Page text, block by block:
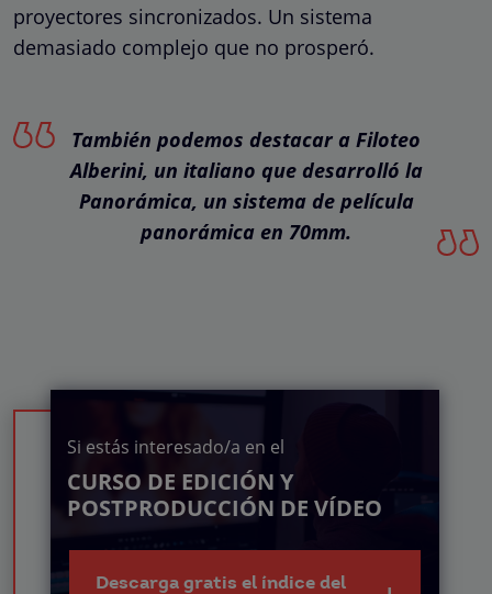
proyectores sincronizados. Un sistema
demasiado complejo que no prosperó.
También podemos destacar a Filoteo
Alberini, un italiano que desarrolló la
Panorámica, un sistema de película
panorámica en 70mm.
Si estás interesado/a en el
CURSO DE EDICIÓN Y
POSTPRODUCCIÓN DE VÍDEO
Descarga gratis el índice del